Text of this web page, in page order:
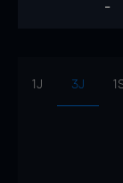
-
1J 3J